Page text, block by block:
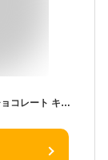
リンツ リンドール クッキー＆クリーム ホワイトチョコレート キャンディ トリュフ 約144g 袋 Lindt Lindor Cookies and Creme White Chocolate Candy Truffles, 5.1 oz. Bag 【お取り寄せ商品】【合わせて買いたい】